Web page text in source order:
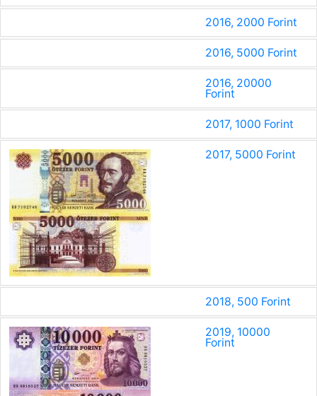
2016, 2000 Forint
2016, 5000 Forint
2016, 20000
Forint
2017, 1000 Forint
2017, 5000 Forint
2018, 500 Forint
2019, 10000
Forint